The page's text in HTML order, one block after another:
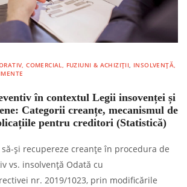
COMERCIAL, FUZIUNI & ACHIZIȚII, INSOLVENȚĂ,
în contextul Legii insovenței și
Categorii creanțe, mecanismul de
pentru creditori (Statistică)
și recupereze creanțe în procedura de
vs. insolvență Odată cu
nr. 2019/1023, prin modificările